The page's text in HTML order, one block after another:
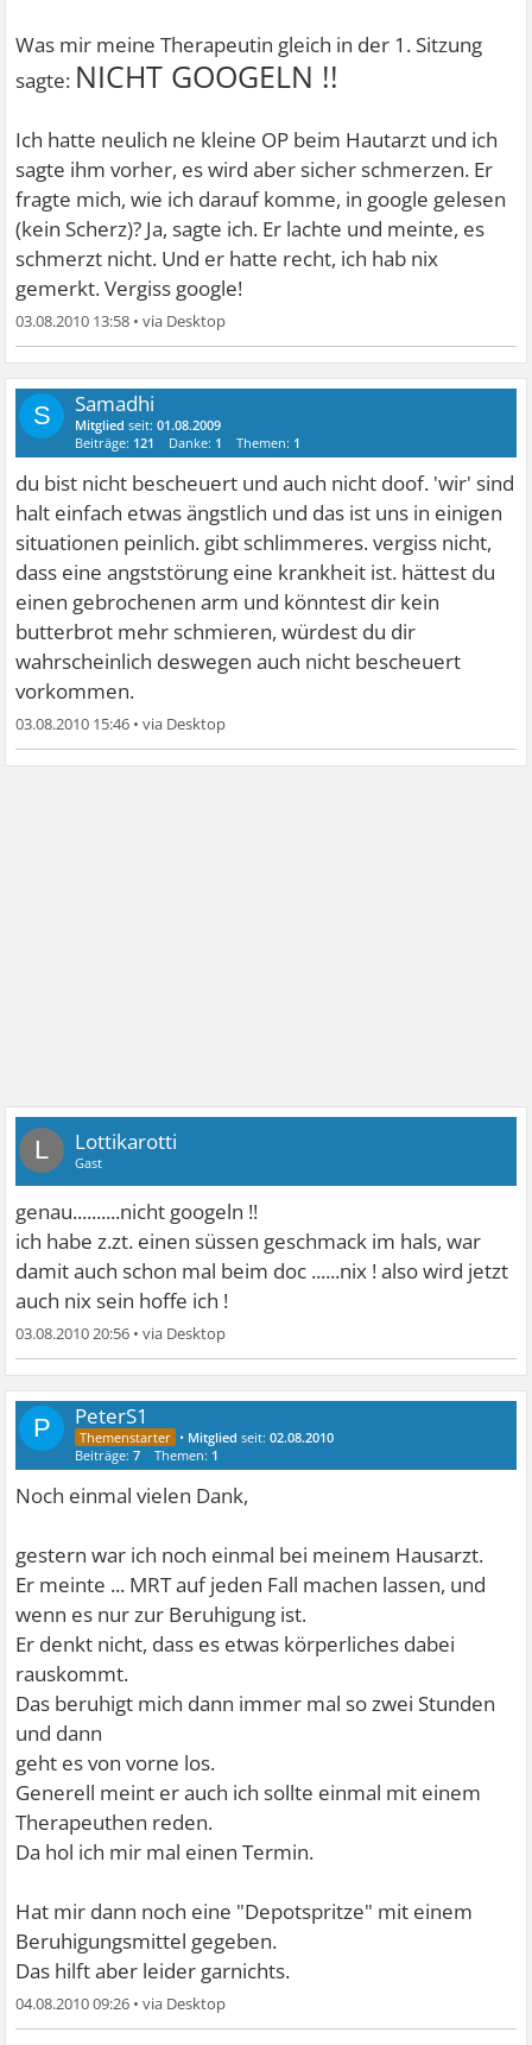
Was mir meine Therapeutin gleich in der 1. Sitzung
sagte: NICHT GOOGELN !!
Ich hatte neulich ne kleine OP beim Hautarzt und ich
sagte ihm vorher, es wird aber sicher schmerzen. Er
fragte mich, wie ich darauf komme, in google gelesen
(kein Scherz)? Ja, sagte ich. Er lachte und meinte, es
schmerzt nicht. Und er hatte recht, ich hab nix
gemerkt. Vergiss google!
03.08.2010 13:58 •
S Samadhi
Mitglied seit:01.08.2009
Beiträge: 121 Danke: 1 Themen: 1
du bist nicht bescheuert und auch nicht doof. 'wir' sind
halt einfach etwas ängstlich und das ist uns in einigen
situationen peinlich. gibt schlimmeres. vergiss nicht,
dass eine angststörung eine krankheit ist. hättest du
einen gebrochenen arm und könntest dir kein
butterbrot mehr schmieren, würdest du dir
wahrscheinlich deswegen auch nicht bescheuert
vorkommen.
03.08.2010 15:46 •
L Lottikarotti
Gast
genau..........nicht googeln !!
ich habe z.zt. einen süssen geschmack im hals, war
damit auch schon mal beim doc ......nix ! also wird jetzt
auch nix sein hoffe ich !
03.08.2010 20:56 •
P PeterS1
• Mitglied seit:02.08.2010
Beiträge:7 Themen: 1
Noch einmal vielen Dank,
gestern war ich noch einmal bei meinem Hausarzt.
Er meinte ... MRT auf jeden Fall machen lassen, und
wenn es nur zur Beruhigung ist.
Er denkt nicht, dass es etwas körperliches dabei
rauskommt.
Das beruhigt mich dann immer mal so zwei Stunden
und dann
geht es von vorne los.
Generell meint er auch ich sollte einmal mit einem
Therapeuthen reden.
Da hol ich mir mal einen Termin.
Hat mir dann noch eine "Depotspritze" mit einem
Beruhigungsmittel gegeben.
Das hilft aber leider garnichts.
04.08.2010 09:26 •